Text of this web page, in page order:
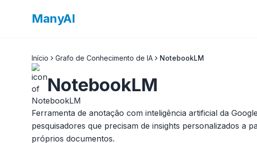
ManyAI
Início Grafo de Conhecimento de IA NotebookLM
NotebookLM
Ferramenta de anotação com inteligência artificial da
pesquisadores que precisam de insights personalizados a
próprios documentos.